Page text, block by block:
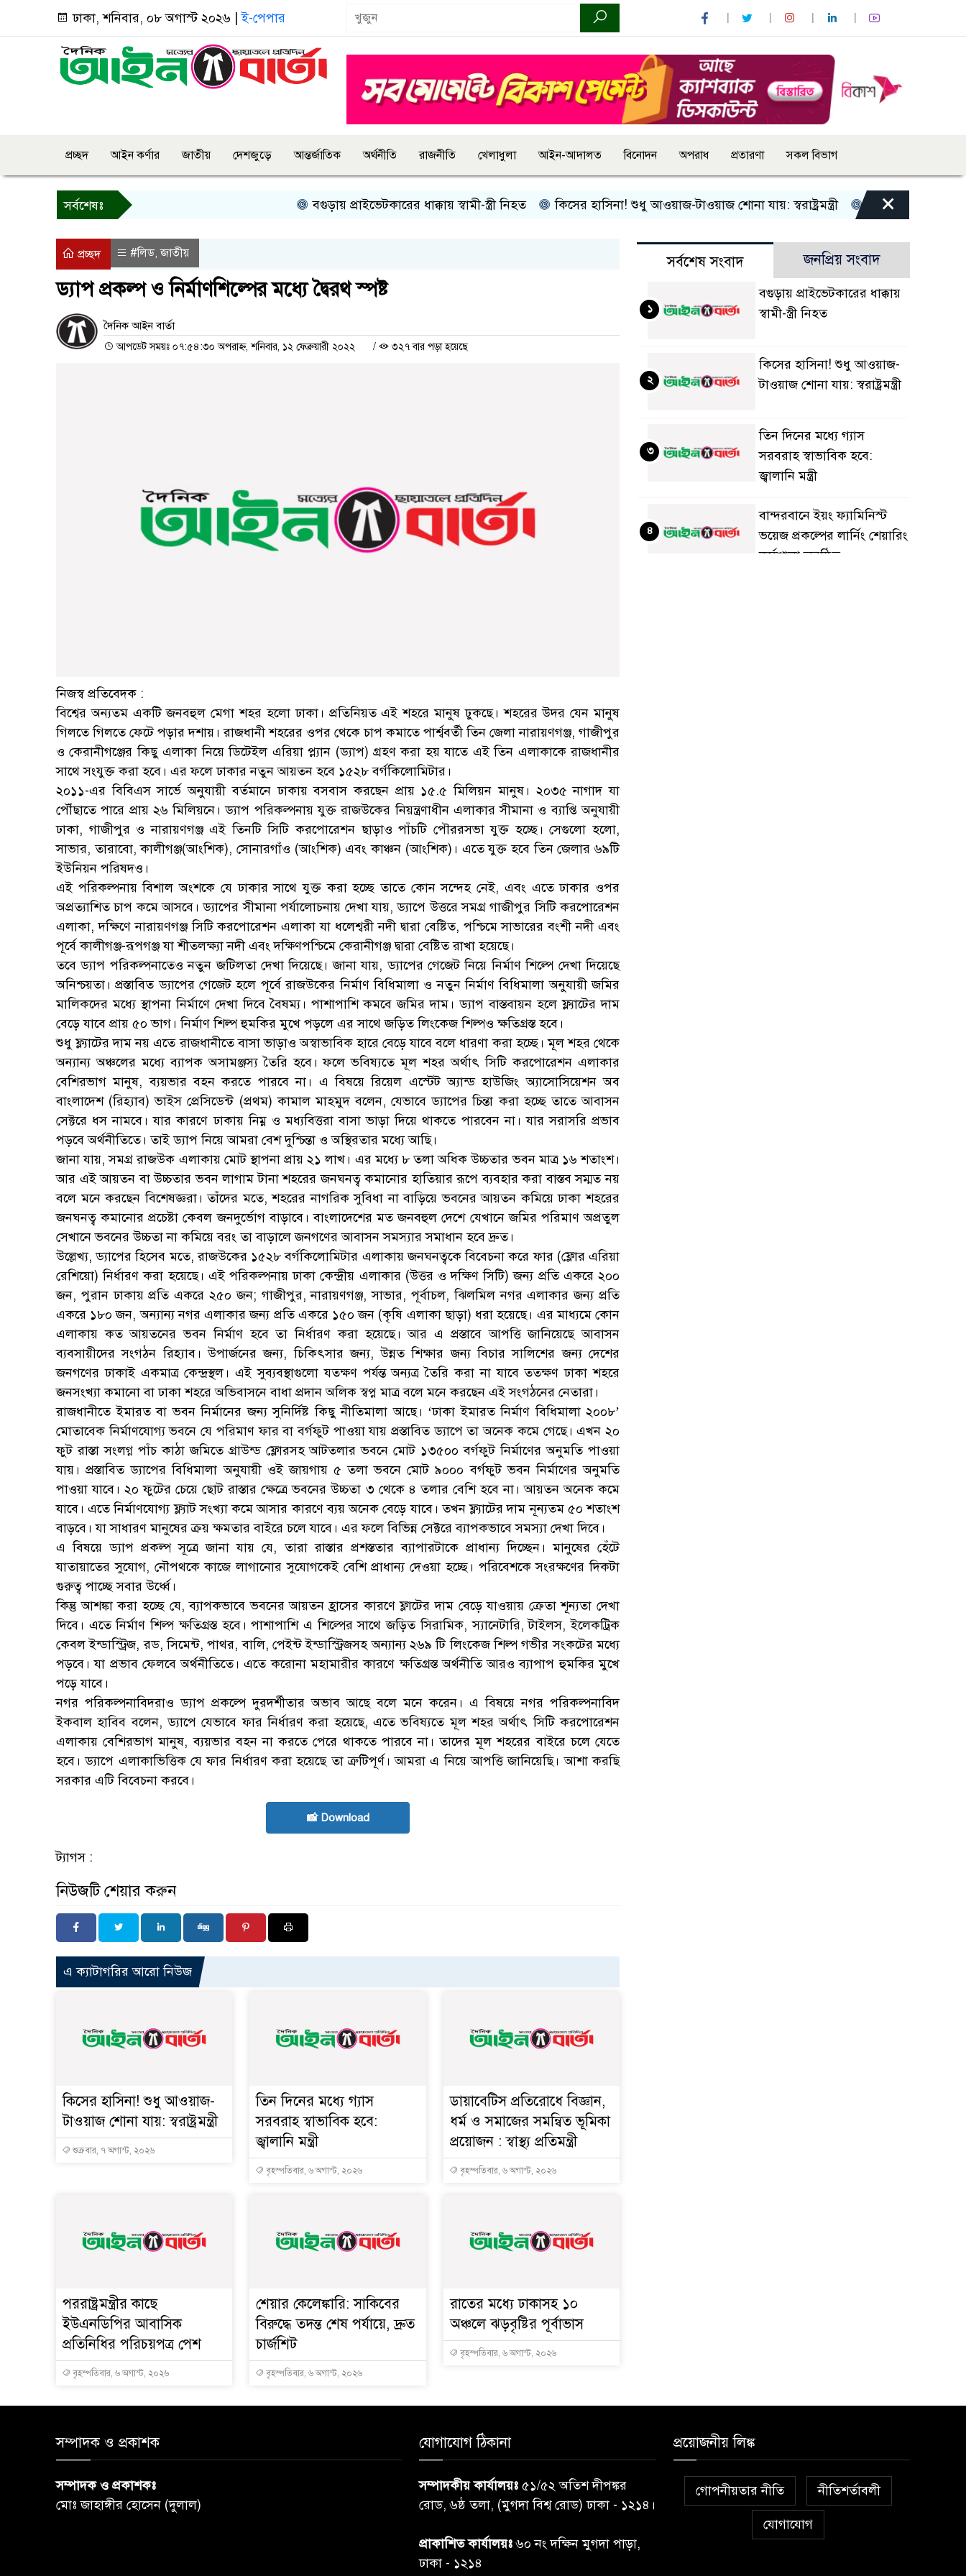
ঢাকা, শনিবার, ০৮ অগাস্ট ২০২৬ |ই-পেপার
প্রচ্ছদ আইন কর্ণার জাতীয় দেশজুড়ে আন্তর্জাতিক অর্থনীতি রাজনীতি খেলাধুলা আইন-আদালত বিনোদন অপরাধ প্রতারণা সকল বিভাগ
সর্বশেষঃ বগুড়ায় প্রাইভেটকারের ধাক্কায় স্বামী-স্ত্রী নিহত কিসের হাসিনা! শুধু আওয়াজ-টাওয়াজ শোনা যায়: স্বরাষ্ট্রমন্ত্রী তিন দিনের মধ্যে গ্যাস
×
প্রচ্ছদ #লিড,জাতীয়
ড্যাপ প্রকল্প ও নির্মাণশিল্পের মধ্যে দ্বৈরথ স্পষ্ট
দৈনিক আইন বার্তা
আপডেট সময়ঃ ০৭:৫৪:৩০ অপরাহ্ন, শনিবার, ১২ ফেব্রুয়ারী ২০২২ / ৩২৭ বার পড়া হয়েছে
নিজস্ব প্রতিবেদক :
বিশ্বের অন্যতম একটি জনবহুল মেগা শহর হলো ঢাকা। প্রতিনিয়ত এই শহরে মানুষ ঢুকছে। শহরের উদর যেন মানুষ
গিলতে গিলতে ফেটে পড়ার দশায়। রাজধানী শহরের ওপর থেকে চাপ কমাতে পার্শ্ববর্তী তিন জেলা নারায়ণগঞ্জ, গাজীপুর
ও কেরানীগঞ্জের কিছু এলাকা নিয়ে ডিটেইল এরিয়া প্ল্যান (ড্যাপ) গ্রহণ করা হয় যাতে এই তিন এলাকাকে রাজধানীর
সাথে সংযুক্ত করা হবে। এর ফলে ঢাকার নতুন আয়তন হবে ১৫২৮ বর্গকিলোমিটার।
২০১১-এর বিবিএস সার্ভে অনুযায়ী বর্তমানে ঢাকায় বসবাস করছেন প্রায় ১৫.৫ মিলিয়ন মানুষ। ২০৩৫ নাগাদ যা
পৌঁছাতে পারে প্রায় ২৬ মিলিয়নে। ড্যাপ পরিকল্পনায় যুক্ত রাজউকের নিয়ন্ত্রণাধীন এলাকার সীমানা ও ব্যাপ্তি অনুযায়ী
ঢাকা, গাজীপুর ও নারায়ণগঞ্জ এই তিনটি সিটি করপোরেশন ছাড়াও পাঁচটি পৌররসভা যুক্ত হচ্ছে। সেগুলো হলো,
সাভার, তারাবো, কালীগঞ্জ(আংশিক), সোনারগাঁও (আংশিক) এবং কাঞ্চন (আংশিক)। এতে যুক্ত হবে তিন জেলার ৬৯টি
ইউনিয়ন পরিষদও।
এই পরিকল্পনায় বিশাল অংশকে যে ঢাকার সাথে যুক্ত করা হচ্ছে তাতে কোন সন্দেহ নেই, এবং এতে ঢাকার ওপর
অপ্রত্যাশিত চাপ কমে আসবে। ড্যাপের সীমানা পর্যালোচনায় দেখা যায়, ড্যাপে উত্তরে সমগ্র গাজীপুর সিটি করপোরেশন
এলাকা, দক্ষিণে নারায়ণগঞ্জ সিটি করপোরেশন এলাকা যা ধলেশ্বরী নদী দ্বারা বেষ্টিত, পশ্চিমে সাভারের বংশী নদী এবং
পূর্বে কালীগঞ্জ-রূপগঞ্জ যা শীতলক্ষ্যা নদী এবং দক্ষিণপশ্চিমে কেরানীগঞ্জ দ্বারা বেষ্টিত রাখা হয়েছে।
তবে ড্যাপ পরিকল্পনাতেও নতুন জটিলতা দেখা দিয়েছে। জানা যায়, ড্যাপের গেজেট নিয়ে নির্মাণ শিল্পে দেখা দিয়েছে
অনিশ্চয়তা। প্রস্তাবিত ড্যাপের গেজেট হলে পূর্বে রাজউকের নির্মাণ বিধিমালা ও নতুন নির্মাণ বিধিমালা অনুযায়ী জমির
মালিকদের মধ্যে স্থাপনা নির্মাণে দেখা দিবে বৈষম্য। পাশাপাশি কমবে জমির দাম। ড্যাপ বাস্তবায়ন হলে ফ্ল্যাটের দাম
বেড়ে যাবে প্রায় ৫০ ভাগ। নির্মাণ শিল্প হুমকির মুখে পড়লে এর সাথে জড়িত লিংকেজ শিল্পও ক্ষতিগ্রস্ত হবে।
শুধু ফ্ল্যাটের দাম নয় এতে রাজধানীতে বাসা ভাড়াও অস্বাভাবিক হারে বেড়ে যাবে বলে ধারণা করা হচ্ছে। মূল শহর থেকে
অন্যান্য অঞ্চলের মধ্যে ব্যাপক অসামঞ্জস্য তৈরি হবে। ফলে ভবিষ্যতে মূল শহর অর্থাৎ সিটি করপোরেশন এলাকার
বেশিরভাগ মানুষ, ব্যয়ভার বহন করতে পারবে না। এ বিষয়ে রিয়েল এস্টেট অ্যান্ড হাউজিং অ্যাসোসিয়েশন অব
বাংলাদেশ (রিহ্যাব) ভাইস প্রেসিডেন্ট (প্রথম) কামাল মাহমুদ বলেন, যেভাবে ড্যাপের চিন্তা করা হচ্ছে তাতে আবাসন
সেক্টরে ধস নামবে। যার কারণে ঢাকায় নিম্ন ও মধ্যবিত্তরা বাসা ভাড়া দিয়ে থাকতে পারবেন না। যার সরাসরি প্রভাব
পড়বে অর্থনীতিতে। তাই ড্যাপ নিয়ে আমরা বেশ দুশ্চিন্তা ও অস্থিরতার মধ্যে আছি।
জানা যায়, সমগ্র রাজউক এলাকায় মোট স্থাপনা প্রায় ২১ লাখ। এর মধ্যে ৮ তলা অধিক উচ্চতার ভবন মাত্র ১৬ শতাংশ।
আর এই আয়তন বা উচ্চতার ভবন লাগাম টানা শহরের জনঘনত্ব কমানোর হাতিয়ার রূপে ব্যবহার করা বাস্তব সম্মত নয়
বলে মনে করছেন বিশেষজ্ঞরা। তাঁদের মতে, শহরের নাগরিক সুবিধা না বাড়িয়ে ভবনের আয়তন কমিয়ে ঢাকা শহরের
জনঘনত্ব কমানোর প্রচেষ্টা কেবল জনদুর্ভোগ বাড়াবে। বাংলাদেশের মত জনবহুল দেশে যেখানে জমির পরিমাণ অপ্রতুল
সেখানে ভবনের উচ্চতা না কমিয়ে বরং তা বাড়ালে জনগণের আবাসন সমস্যার সমাধান হবে দ্রুত।
উল্লেখ্য, ড্যাপের হিসেব মতে, রাজউকের ১৫২৮ বর্গকিলোমিটার এলাকায় জনঘনত্বকে বিবেচনা করে ফার (ফ্লোর এরিয়া
রেশিয়ো) নির্ধারণ করা হয়েছে। এই পরিকল্পনায় ঢাকা কেন্দ্রীয় এলাকার (উত্তর ও দক্ষিণ সিটি) জন্য প্রতি একরে ২০০
জন, পুরান ঢাকায় প্রতি একরে ২৫০ জন; গাজীপুর, নারায়ণগঞ্জ, সাভার, পূর্বাচল, ঝিলমিল নগর এলাকার জন্য প্রতি
একরে ১৮০ জন, অন্যান্য নগর এলাকার জন্য প্রতি একরে ১৫০ জন (কৃষি এলাকা ছাড়া) ধরা হয়েছে। এর মাধ্যমে কোন
এলাকায় কত আয়তনের ভবন নির্মাণ হবে তা নির্ধারণ করা হয়েছে। আর এ প্রস্তাবে আপত্তি জানিয়েছে আবাসন
ব্যবসায়ীদের সংগঠন রিহ্যাব। উপার্জনের জন্য, চিকিৎসার জন্য, উন্নত শিক্ষার জন্য বিচার সালিশের জন্য দেশের
জনগণের ঢাকাই একমাত্র কেন্দ্রস্থল। এই সুব্যবস্থাগুলো যতক্ষণ পর্যন্ত অন্যত্র তৈরি করা না যাবে ততক্ষণ ঢাকা শহরে
জনসংখ্যা কমানো বা ঢাকা শহরে অভিবাসনে বাধা প্রদান অলিক স্বপ্ন মাত্র বলে মনে করছেন এই সংগঠনের নেতারা।
রাজধানীতে ইমারত বা ভবন নির্মানের জন্য সুনির্দিষ্ট কিছু নীতিমালা আছে। ‘ঢাকা ইমারত নির্মাণ বিধিমালা ২০০৮’
মোতাবেক নির্মাণযোগ্য ভবনে যে পরিমাণ ফার বা বর্গফুট পাওয়া যায় প্রস্তাবিত ড্যাপে তা অনেক কমে গেছে। এখন ২০
ফুট রাস্তা সংলগ্ন পাঁচ কাঠা জমিতে গ্রাউন্ড ফ্লোরসহ আটতলার ভবনে মোট ১৩৫০০ বর্গফুট নির্মাণের অনুমতি পাওয়া
যায়। প্রস্তাবিত ড্যাপের বিধিমালা অনুযায়ী ওই জায়গায় ৫ তলা ভবনে মোট ৯০০০ বর্গফুট ভবন নির্মাণের অনুমতি
পাওয়া যাবে। ২০ ফুটের চেয়ে ছোট রাস্তার ক্ষেত্রে ভবনের উচ্চতা ৩ থেকে ৪ তলার বেশি হবে না। আয়তন অনেক কমে
যাবে। এতে নির্মাণযোগ্য ফ্ল্যাট সংখ্যা কমে আসার কারণে ব্যয় অনেক বেড়ে যাবে। তখন ফ্ল্যাটের দাম নূন্যতম ৫০ শতাংশ
বাড়বে। যা সাধারণ মানুষের ক্রয় ক্ষমতার বাইরে চলে যাবে। এর ফলে বিভিন্ন সেক্টরে ব্যাপকভাবে সমস্যা দেখা দিবে।
এ বিষয়ে ড্যাপ প্রকল্প সূত্রে জানা যায় যে, তারা রাস্তার প্রশস্ততার ব্যাপারটাকে প্রাধান্য দিচ্ছেন। মানুষের হেঁটে
যাতায়াতের সুযোগ, নৌপথকে কাজে লাগানোর সুযোগকেই বেশি প্রাধান্য দেওয়া হচ্ছে। পরিবেশকে সংরক্ষণের দিকটা
গুরুত্ব পাচ্ছে সবার উর্ধ্বে।
কিন্তু আশঙ্কা করা হচ্ছে যে, ব্যাপকভাবে ভবনের আয়তন হ্রাসের কারণে ফ্লাটের দাম বেড়ে যাওয়ায় ক্রেতা শূন্যতা দেখা
দিবে। এতে নির্মাণ শিল্প ক্ষতিগ্রস্ত হবে। পাশাপাশি এ শিল্পের সাথে জড়িত সিরামিক, স্যানেটারি, টাইলস, ইলেকট্রিক
কেবল ইন্ডাস্ট্রিজ, রড, সিমেন্ট, পাথর, বালি, পেইন্ট ইন্ডাস্ট্রিজসহ অন্যান্য ২৬৯ টি লিংকেজ শিল্প গভীর সংকটের মধ্যে
পড়বে। যা প্রভাব ফেলবে অর্থনীতিতে। এতে করোনা মহামারীর কারণে ক্ষতিগ্রস্ত অর্থনীতি আরও ব্যাপাপ হুমকির মুখে
পড়ে যাবে।
নগর পরিকল্পনাবিদরাও ড্যাপ প্রকল্পে দুরদর্শীতার অভাব আছে বলে মনে করেন। এ বিষয়ে নগর পরিকল্পনাবিদ
ইকবাল হাবিব বলেন, ড্যাপে যেভাবে ফার নির্ধারণ করা হয়েছে, এতে ভবিষ্যতে মূল শহর অর্থাৎ সিটি করপোরেশন
এলাকায় বেশিরভাগ মানুষ, ব্যয়ভার বহন না করতে পেরে থাকতে পারবে না। তাদের মূল শহরের বাইরে চলে যেতে
হবে। ড্যাপে এলাকাভিত্তিক যে ফার নির্ধারণ করা হয়েছে তা ত্রুটিপূর্ণ। আমরা এ নিয়ে আপত্তি জানিয়েছি। আশা করছি
সরকার এটি বিবেচনা করবে।
📸 Download
ট্যাগস :
নিউজটি শেয়ার করুন
এ ক্যাটাগরির আরো নিউজ
কিসের হাসিনা! শুধু আওয়াজ-
টাওয়াজ শোনা যায়: স্বরাষ্ট্রমন্ত্রী
শুক্রবার, ৭ অগাস্ট, ২০২৬
তিন দিনের মধ্যে গ্যাস
সরবরাহ স্বাভাবিক হবে:
জ্বালানি মন্ত্রী
বৃহস্পতিবার, ৬ অগাস্ট, ২০২৬
ডায়াবেটিস প্রতিরোধে বিজ্ঞান,
ধর্ম ও সমাজের সমন্বিত ভূমিকা
প্রয়োজন : স্বাস্থ্য প্রতিমন্ত্রী
বৃহস্পতিবার, ৬ অগাস্ট, ২০২৬
পররাষ্ট্রমন্ত্রীর কা‌ছে
ইউএনডিপির আবাসিক
প্রতিনিধির পরিচয়পত্র পেশ
বৃহস্পতিবার, ৬ অগাস্ট, ২০২৬
শেয়ার কেলেঙ্কারি: সাকিবের
বিরুদ্ধে তদন্ত শেষ পর্যায়ে, দ্রুত
চার্জশিট
বৃহস্পতিবার, ৬ অগাস্ট, ২০২৬
রাতের মধ্যে ঢাকাসহ ১০
অঞ্চলে ঝড়বৃষ্টির পূর্বাভাস
বৃহস্পতিবার, ৬ অগাস্ট, ২০২৬
সর্বশেষ সংবাদ জনপ্রিয় সংবাদ
বগুড়ায় প্রাইভেটকারের ধাক্কায়
স্বামী-স্ত্রী নিহত
১
কিসের হাসিনা! শুধু আওয়াজ-
টাওয়াজ শোনা যায়: স্বরাষ্ট্রমন্ত্রী
২
তিন দিনের মধ্যে গ্যাস
সরবরাহ স্বাভাবিক হবে:
জ্বালানি মন্ত্রী
৩
বান্দরবানে ইয়ং ফ্যামিনিস্ট
ভয়েজ প্রকল্পের লার্নিং শেয়ারিং
কর্মশালা অনুষ্ঠিত
৪
সম্পাদক ও প্রকাশক
সম্পাদক ও প্রকাশকঃ
মোঃ জাহাঙ্গীর হোসেন (দুলাল)
যোগাযোগ ঠিকানা
সম্পাদকীয় কার্যালয়ঃ ৫১/৫২ অতিশ দীপঙ্কর
রোড, ৬ষ্ঠ তলা, (মুগদা বিশ্ব রোড) ঢাকা - ১২১৪।
প্রাকাশিত কার্যালয়ঃ৬০ নং দক্ষিন মুগদা পাড়া,
ঢাকা - ১২১৪
প্রয়োজনীয় লিঙ্ক
গোপনীয়তার নীতি নীতিশর্তাবলী
যোগাযোগ